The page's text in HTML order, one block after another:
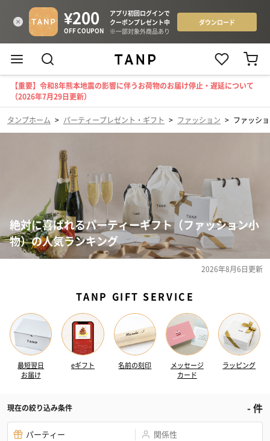
【重要】令和8年熊本地震の影響に伴うお荷物のお届け停止・遅延について
（2026年7月29日更新）
タンプホーム > パーティープレゼント・ギフト > ファッション > ファッシ
絶対に喜ばれるパーティーギフト（ファッション小
物）の人気ランキング
2026年8月6日更新
TANP GIFT SERVICE
最短翌日
お届け
eギフト 名前の刻印
メッセージ
カード
ラッピング
現在の絞り込み条件 -件
パーティー 関係性